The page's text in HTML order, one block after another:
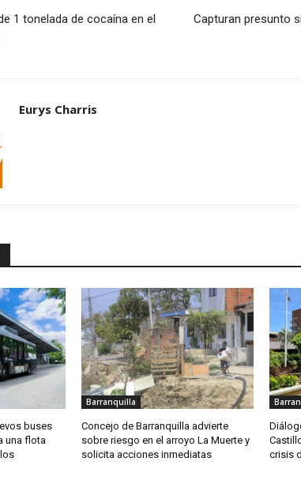
1 tonelada de cocaína en el
Capturan presunto
Eurys Charris
buses
una flota
Barranquilla
Concejo de Barranquilla advierte
sobre riesgo en el arroyo La Muerte y
solicita acciones inmediatas
crisis